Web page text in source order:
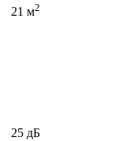
21 м2
25 дБ